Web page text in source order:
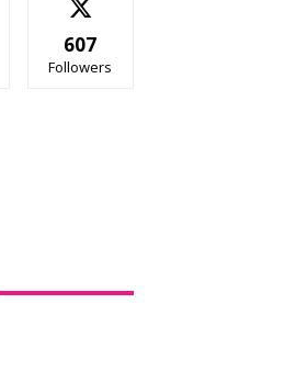
607
Followers